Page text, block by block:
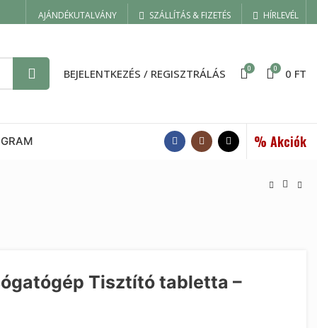
AJÁNDÉKUTALVÁNY SZÁLLÍTÁS & FIZETÉS HÍRLEVÉL
BEJELENTKEZÉS / REGISZTRÁLÁS 0 0 0 FT
% Akciók
Tisztító tabletta –